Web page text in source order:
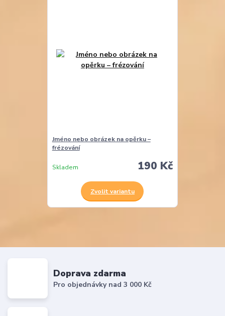
Jméno nebo obrázek na opěrku –
frézování
190 Kč
Skladem
Zvolit variantu
Doprava zdarma
Pro objednávky nad 3 000 Kč